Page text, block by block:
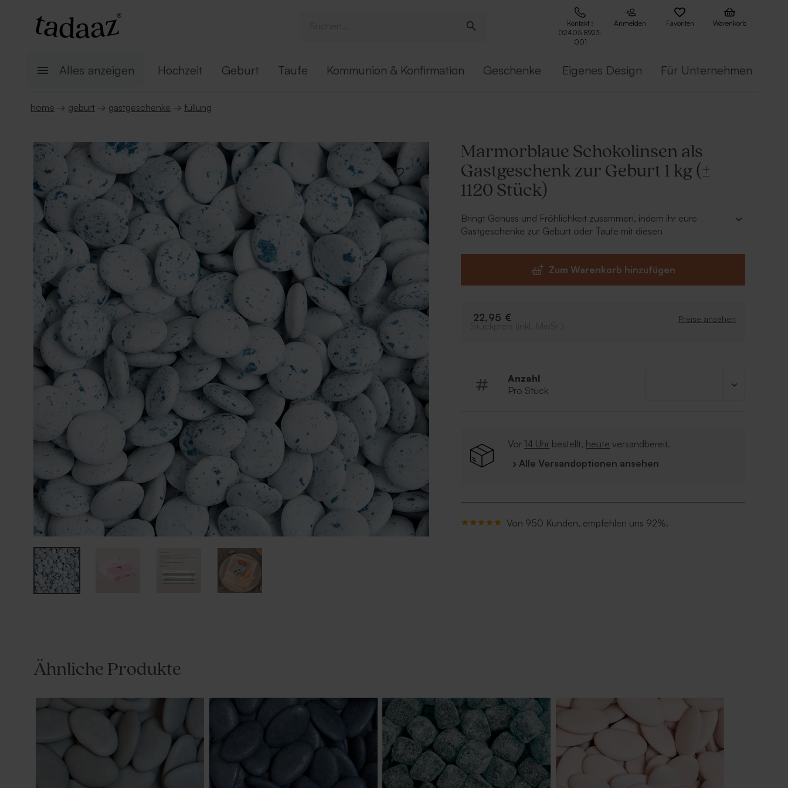
Kontakt :
02405 8923-
001
Anmelden Favoriten Warenkorb
Alles anzeigen Hochzeit Geburt Taufe Kommunion & Konfirmation Geschenke Eigenes Design Für Unternehmen
home → geburt → gastgeschenke → füllung
Marmorblaue Schokolinsen als
Gastgeschenk zur Geburt 1 kg (±
1120 Stück)
Bringt Genuss und Fröhlichkeit zusammen, indem ihr eure
Gastgeschenke zur Geburt oder Taufe mit diesen
mit den Gastgeschenken werden Groß und Klein gefallen.
• Hergestellt von der Konditorei De Bock
Zum Warenkorb hinzufügen
22,95 € Preise ansehen
Anzahl
Pro Stück
Vor 14 Uhr bestellt, heute versandbereit.
› Alle Versandoptionen ansehen
Von 950 Kunden, empfehlen uns 92%.
Ähnliche Produkte